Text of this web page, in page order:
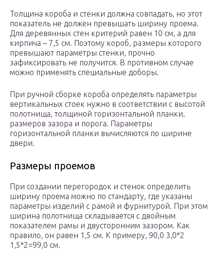
Толщина короба и стенки должна совпадать, но этот
показатель не должен превышать ширину проема.
Для деревянных стен критерий равен 10 см, а для
кирпича – 7,5 см. Поэтому короб, размеры которого
превышают параметры стенки, прочно
зафиксировать не получится. В противном случае
можно применять специальные доборы.
При ручной сборке короба определять параметры
вертикальных стоек нужно в соответствии с высотой
полотнища, толщиной горизонтальной планки,
размеров зазора и порога. Параметры
горизонтальной планки вычисляются по ширине
двери.
Размеры проемов
При создании перегородок и стенок определить
ширину проема можно по стандарту, где указаны
параметры изделий с рамой и фурнитурой. При этом
ширина полотнища складывается с двойным
показателем рамы и двусторонним зазором. Как
правило, он равен 1,5 см. К примеру, 90,0 3,0*2
1,5*2=99,0 см.